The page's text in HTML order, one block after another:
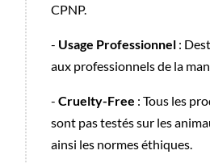
CPNP.
- Usage Professionnel :
aux professionnels de la
- Cruelty-Free : Tous les
sont pas testés sur les
ainsi les normes éthiques.